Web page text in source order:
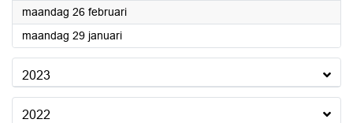
maandag 26 februari2024
maandag 29 januari2024
2023
2022